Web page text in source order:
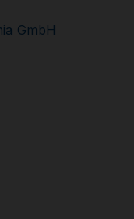
GmbH